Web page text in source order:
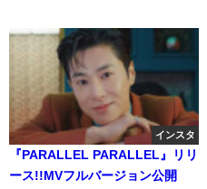
インスタ
『PARALLEL PARALLEL』リリ
ース!!MVフルバージョン公開